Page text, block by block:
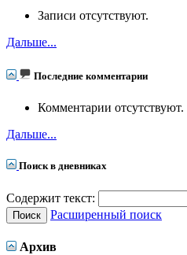
Записи отсутствуют.
Дальше...
Последние комментарии
Комментарии отсутствуют.
Дальше...
Поиск в дневниках
Содержит текст:
Расширенный поиск
Архив